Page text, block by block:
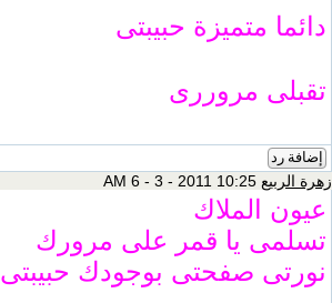
دائما متميزة حبيبتى
تقبلى مروررى
إضافة رد
زهرة الربيع
عيون الملاك
تسلمى يا قمر على مرورك
نورتى صفحتى بوجودك حبيبتى